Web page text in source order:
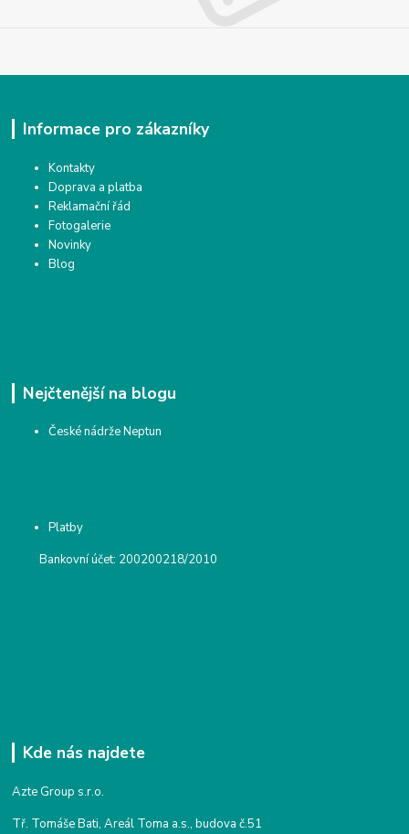
Informace pro zákazníky
Kontakty
Doprava a platba
Reklamační řád
Fotogalerie
Novinky
Blog
Nejčtenější na blogu
České nádrže Neptun
Platby
Bankovní účet: 200200218/2010
Kde nás najdete
Azte Group s.r.o.
Tř. Tomáše Bati, Areál Toma a.s., budova č.51